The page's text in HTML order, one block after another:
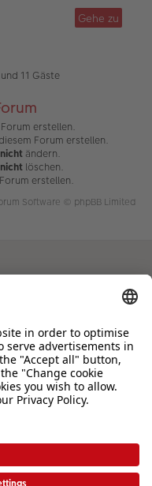
Gehe zu
11 Gäste
erstellen.
Forum erstellen.
nicht ändern.
nicht löschen.
erstellen.
Software © phpBB Limited